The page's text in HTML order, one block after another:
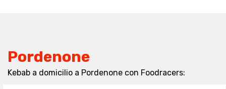
Pordenone
Kebab a domicilio a Pordenone con Foodracers: